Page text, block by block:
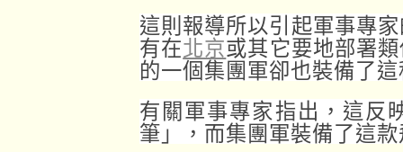
這則報導所以引起軍事專
有在北京或其它要地部署
的一個集團軍卻也裝備了
有關軍事專家指出，這反
筆」，而集團軍裝備了這